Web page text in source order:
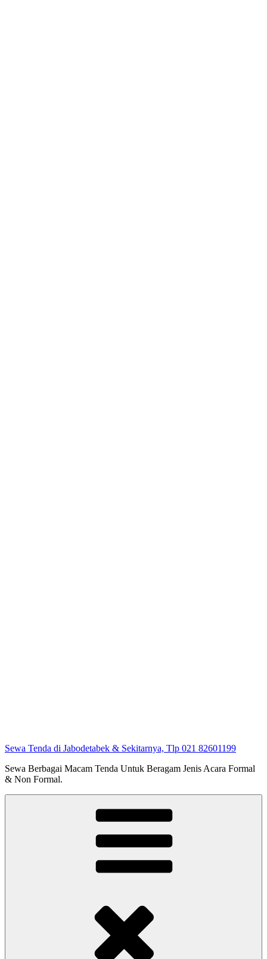
Sewa Tenda di Jabodetabek & Sekitarnya, Tlp 021 82601199
Sewa Berbagai Macam Tenda Untuk Beragam Jenis Acara Formal
& Non Formal.